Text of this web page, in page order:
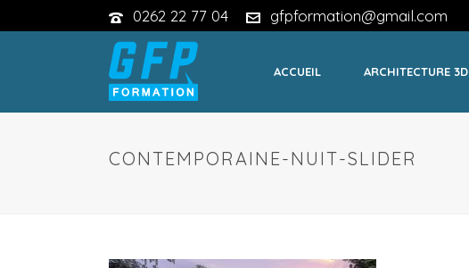
0262 22 77 04 gfpformation@gmail.com
ACCUEIL ARCHITECTURE 3D
CONTEMPORAINE-NUIT-SLIDER